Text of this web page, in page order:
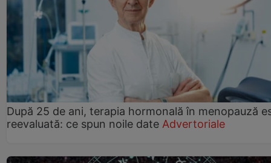
După 25 de ani, terapia hormonală în menopauză
reevaluată: ce spun noile date Advertoriale